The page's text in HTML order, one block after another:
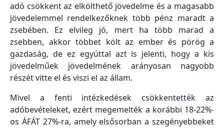
adó csökkent az elkölthető jövedelme és a magasabb
jövedelemmel rendelkezőknek több pénz maradt a
zsebében. Ez elvileg jó, mert ha több marad a
zsebben, akkor többet költ az ember és pörög a
gazdaság, de ez egyúttal azt is jelenti, hogy a kis
jövedelműek jövedelmének arányosan nagyobb
részét vitte el és viszi el az állam.
Mivel a fenti intézkedések csökkentették az
adóbevételeket, ezért megemelték a korábbi 18-22%-
os ÁFÁT 27%-ra, amely elsősorban a szegényebbeket